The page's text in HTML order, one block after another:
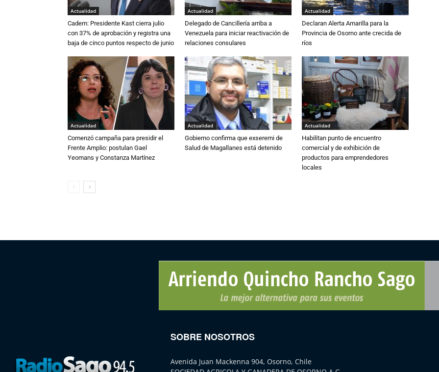
Actualidad
Cadem: Presidente Kast cierra julio
con 37% de aprobación y registra una
baja de cinco puntos respecto de junio
Actualidad
Delegado de Cancillería arriba a
Venezuela para iniciar reactivación de
relaciones consulares
Actualidad
Declaran Alerta Amarilla para la
Provincia de Osorno ante crecida de
ríos
Actualidad
Comenzó campaña para presidir el
Frente Amplio: postulan Gael
Yeomans y Constanza Martínez
Actualidad
Gobierno confirma que exseremi de
Salud de Magallanes está detenido
Actualidad
Habilitan punto de encuentro
comercial y de exhibición de
productos para emprendedores
locales
SOBRE NOSOTROS
Avenida Juan Mackenna 904, Osorno, Chile